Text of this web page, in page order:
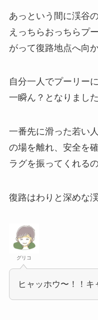
あっという間に渓谷
えっちらおっちらプ
がって復路地点へ向か
自分一人でプーリー
一瞬ん？となりまし
一番先に滑った若い
の場を離れ、安全を
ラグを振ってくれる
復路はわりと深めな
グリコ
ヒャッホウ〜！！キ